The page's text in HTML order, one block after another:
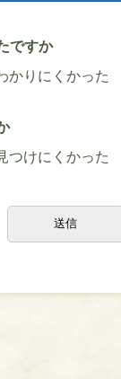
ですか
かりにくかった
つけにくかった